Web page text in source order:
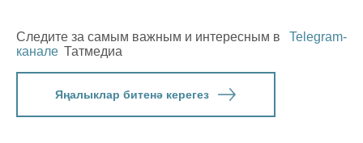
Следите за самым важным и интересным в
Telegram-
канале Татмедиа
Яңалыклар битенә керегез